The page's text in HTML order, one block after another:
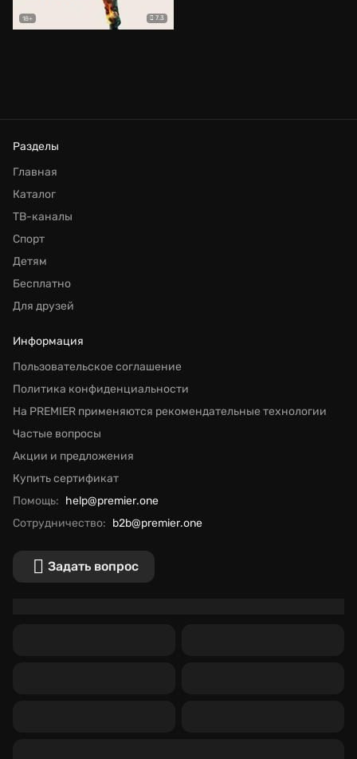
18+ 7.3
Разделы
Главная
Каталог
ТВ-каналы
Спорт
Детям
Бесплатно
Для друзей
Информация
Пользовательское соглашение
Политика конфиденциальности
На PREMIER применяются рекомендательные технологии
Частые вопросы
Акции и предложения
Купить сертификат
Помощь: help@premier.one
Сотрудничество: b2b@premier.one
Задать вопрос